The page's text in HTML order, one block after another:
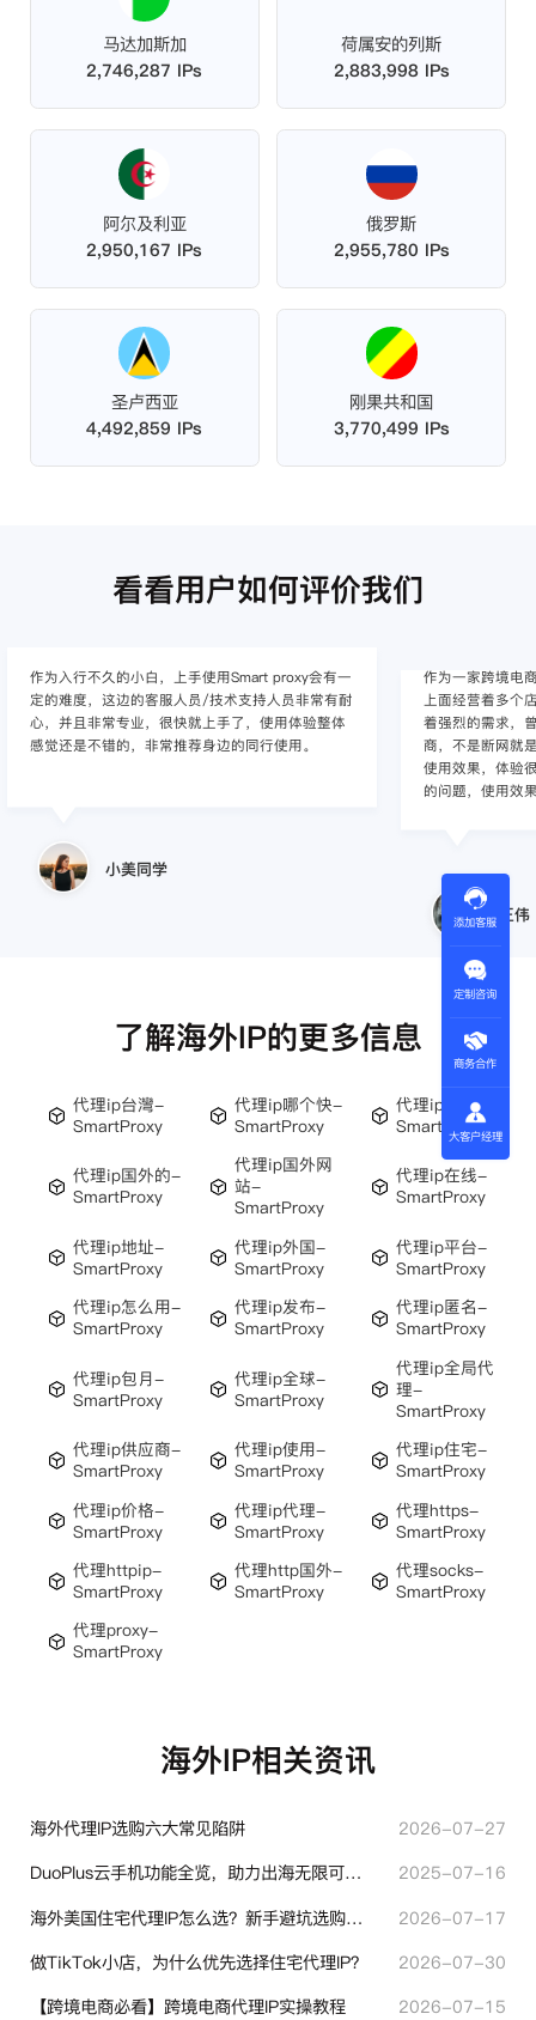
马达加斯加
2,746,287 IPs
荷属安的列斯
2,883,998 IPs
阿尔及利亚
2,950,167 IPs
俄罗斯
2,955,780 IPs
圣卢西亚
4,492,859 IPs
刚果共和国
3,770,499 IPs
看看用户如何评价我们
作为入行不久的小白，上手使用Smart proxy会有一
定的难度，这边的客服人员/技术支持人员非常有耐
心，并且非常专业，很快就上手了，使用体验整体
感觉还是不错的，非常推荐身边的同行使用。
小美同学
作为一家跨境电
上面经营着多个
着强烈的需求，
商，不是断网就
使用效果，体验
的问题，使用效
王伟
了解海外IP的更多信息
代理ip台灣-
SmartProxy
代理ip哪个快-
SmartProxy
代理ip哪来的-
SmartProxy
代理ip国外的-
SmartProxy
代理ip国外网
站-
SmartProxy
代理ip在线-
SmartProxy
代理ip地址-
SmartProxy
代理ip外国-
SmartProxy
代理ip平台-
SmartProxy
代理ip怎么用-
SmartProxy
代理ip发布-
SmartProxy
代理ip匿名-
SmartProxy
代理ip包月-
SmartProxy
代理ip全球-
SmartProxy
代理ip全局代
理-
SmartProxy
代理ip供应商-
SmartProxy
代理ip使用-
SmartProxy
代理ip住宅-
SmartProxy
代理ip价格-
SmartProxy
代理ip代理-
SmartProxy
代理https-
SmartProxy
代理httpip-
SmartProxy
代理http国外-
SmartProxy
代理socks-
SmartProxy
代理proxy-
SmartProxy
海外IP相关资讯
海外代理IP选购六大常见陷阱
2026-07-27
DuoPlus云手机功能全览，助力出海无限可能！
2025-07-16
海外美国住宅代理IP怎么选？新手避坑选购指南
2026-07-17
做TikTok小店，为什么优先选择住宅代理IP？
2026-07-30
【跨境电商必看】跨境电商代理IP实操教程
2026-07-15
添加客服
定制咨询
商务合作
大客户经理